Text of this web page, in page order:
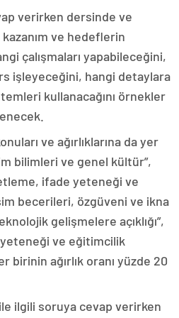
verirken dersinde ve
ve hedeflerin
çalışmaları yapabileceğini,
işleyeceğini, hangi detaylara
kullanacağını örnekler
ve ağırlıklarına da yer
bilimleri ve genel kültür”,
ifade yeteneği ve
becerileri, özgüveni ve ikna
gelişmelere açıklığı”,
ve eğitimcilik
birinin ağırlık oranı yüzde 20
ilgili soruya cevap verirken